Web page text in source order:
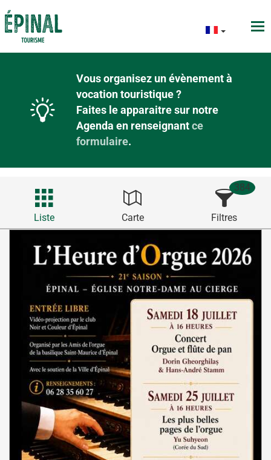
Vous organisez un évènement à
vocation touristique ?
Faites le apparaitre sur notre
Agenda en renseignantce
formulaire.
Liste Carte Filtres
384